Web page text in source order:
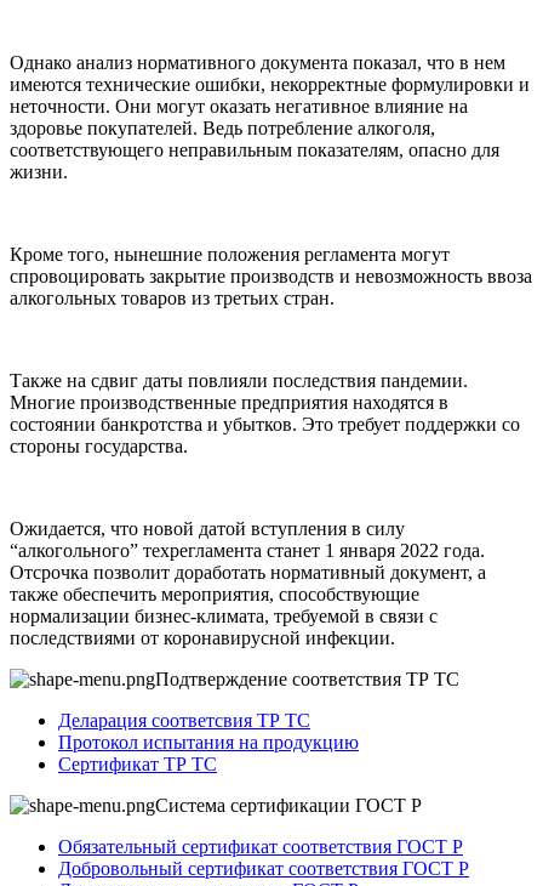
Однако анализ нормативного документа показал, что в нем
имеются технические ошибки, некорректные формулировки и
неточности. Они могут оказать негативное влияние на
здоровье покупателей. Ведь потребление алкоголя,
соответствующего неправильным показателям, опасно для
жизни.
Кроме того, нынешние положения регламента могут
спровоцировать закрытие производств и невозможность ввоза
алкогольных товаров из третьих стран.
Также на сдвиг даты повлияли последствия пандемии.
Многие производственные предприятия находятся в
состоянии банкротства и убытков. Это требует поддержки со
стороны государства.
Ожидается, что новой датой вступления в силу
“алкогольного” техрегламента станет 1 января 2022 года.
Отсрочка позволит доработать нормативный документ, а
также обеспечить мероприятия, способствующие
нормализации бизнес-климата, требуемой в связи с
последствиями от коронавирусной инфекции.
Подтверждение соответствия ТР ТС
Деларация соответсвия ТР ТС
Протокол испытания на продукцию
Сертификат ТР ТС
Система сертификации ГОСТ Р
Обязательный сертификат соответствия ГОСТ Р
Добровольный сертификат соответствия ГОСТ Р